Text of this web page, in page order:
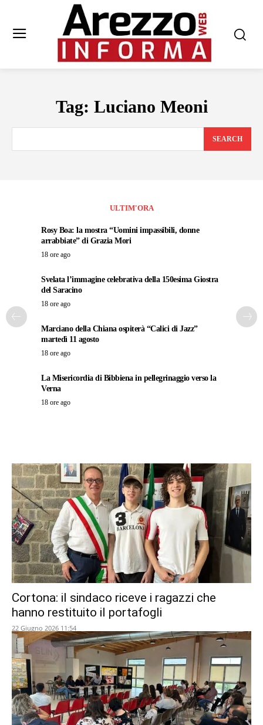
Tag: Luciano Meoni
SEARCH
ULTIM'ORA
Rosy Boa: la mostra “Uomini impassibili, donne
arrabbiate” di Grazia Mori
18 ore ago
Svelata l’immagine celebrativa della 150esima Giostra
del Saracino
18 ore ago
Marciano della Chiana ospiterà “Calici di Jazz”
martedì 11 agosto
18 ore ago
La Misericordia di Bibbiena in pellegrinaggio verso la
Verna
18 ore ago
Cortona: il sindaco riceve i ragazzi che
hanno restituito il portafogli
22 Giugno 2026 11:54